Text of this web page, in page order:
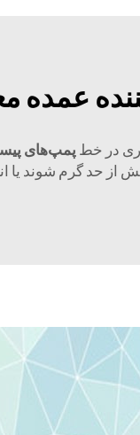
عمده
در خط پمپ‌های
از حد گرم شوند